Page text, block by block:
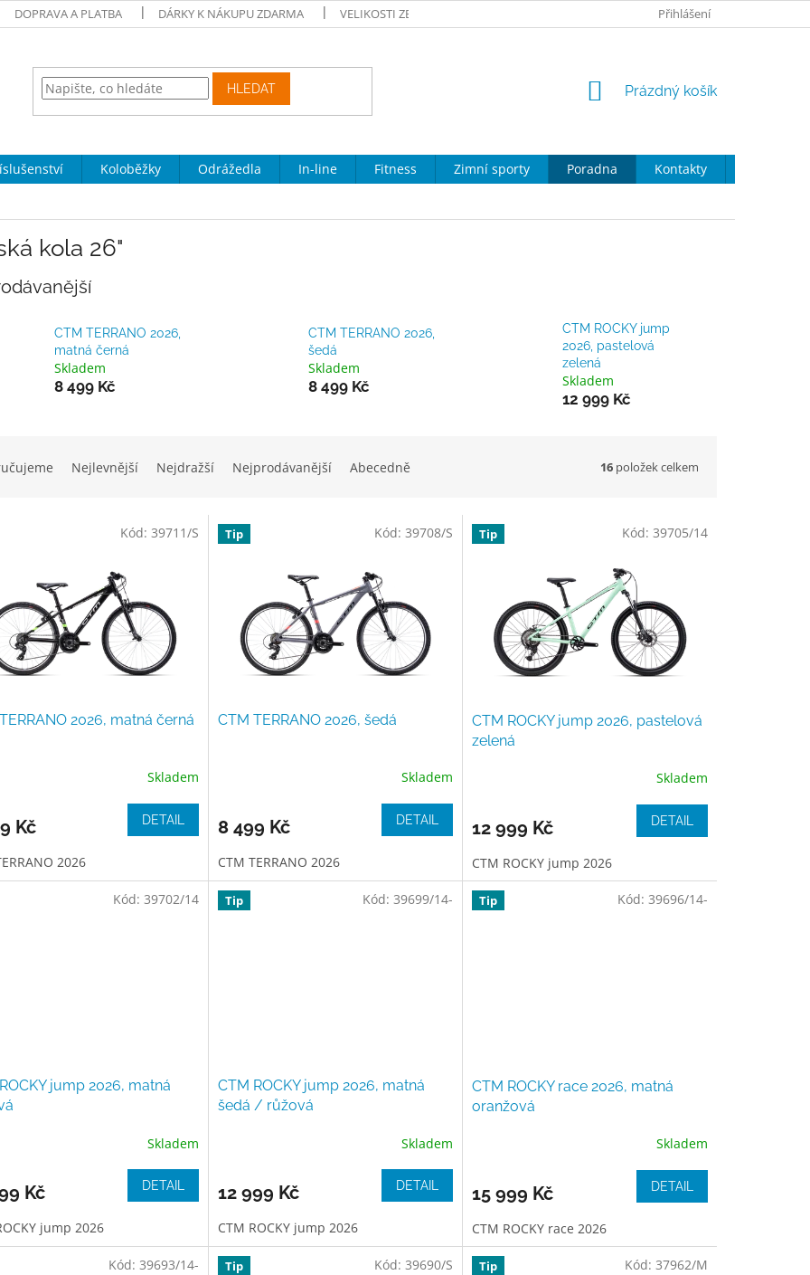
DOPRAVA A PLATBA DÁRKY K NÁKUPU ZDARMA VELIKOSTI ZBOŽÍ NAKUPTE U NÁS
Přihlášení
HLEDAT
NÁKUPNÍ
Prázdný košík
Koloběžky Odrážedla In-line Fitness Zimní sporty Poradna Kontakty
kola 26"
CTM TERRANO 2026,
matná černá
Skladem
8 499 Kč
CTM TERRANO 2026,
šedá
Skladem
8 499 Kč
CTM ROCKY jump
2026, pastelová
zelená
Skladem
12 999 Kč
Nejlevnější Nejdražší Nejprodávanější Abecedně 16 položek celkem
2026, matná černá
Skladem
Kč DETAIL
2026
Kód: 39711/S Tip
CTM TERRANO 2026, šedá
Skladem
8 499 Kč DETAIL
CTM TERRANO 2026
Kód: 39708/S Tip
CTM ROCKY jump 2026, pastelová
zelená
Skladem
12 999 Kč DETAIL
CTM ROCKY jump 2026
Kód: 39705/14
jump 2026, matná
Skladem
Kč DETAIL
jump 2026
Kód: 39702/14 Tip
CTM ROCKY jump 2026, matná
šedá / růžová
Skladem
12 999 Kč DETAIL
CTM ROCKY jump 2026
Kód: 39699/14- Tip
CTM ROCKY race 2026, matná
oranžová
Skladem
15 999 Kč DETAIL
CTM ROCKY race 2026
Kód: 39696/14-
Kód: 39693/14- Tip Kód: 39690/S Tip Kód: 37962/M